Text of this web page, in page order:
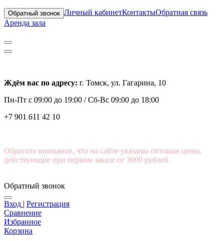
Обратный звонок Личный кабинетКонтактыОбратная связь
Аренда зала
Ждём вас по адресу: г. Томск, ул. Гагарина, 10
Пн-Пт с 09:00 до 19:00 /Сб-Вс 09:00 до 18:00
+7 901 611 42 10
Обратите внимание, что на сайте указаны оптовые цены,
действующие при первом заказе от 3000 рублей.
Обратный звонок
Вход | Регистрация
Сравнение
Избранное
Корзина